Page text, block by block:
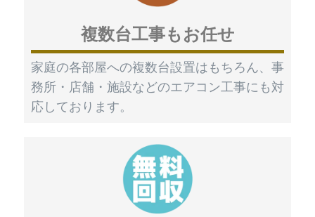
複数台工事もお任せ
家庭の各部屋への複数台設置はもちろん、事
務所・店舗・施設などのエアコン工事にも対
応しております。